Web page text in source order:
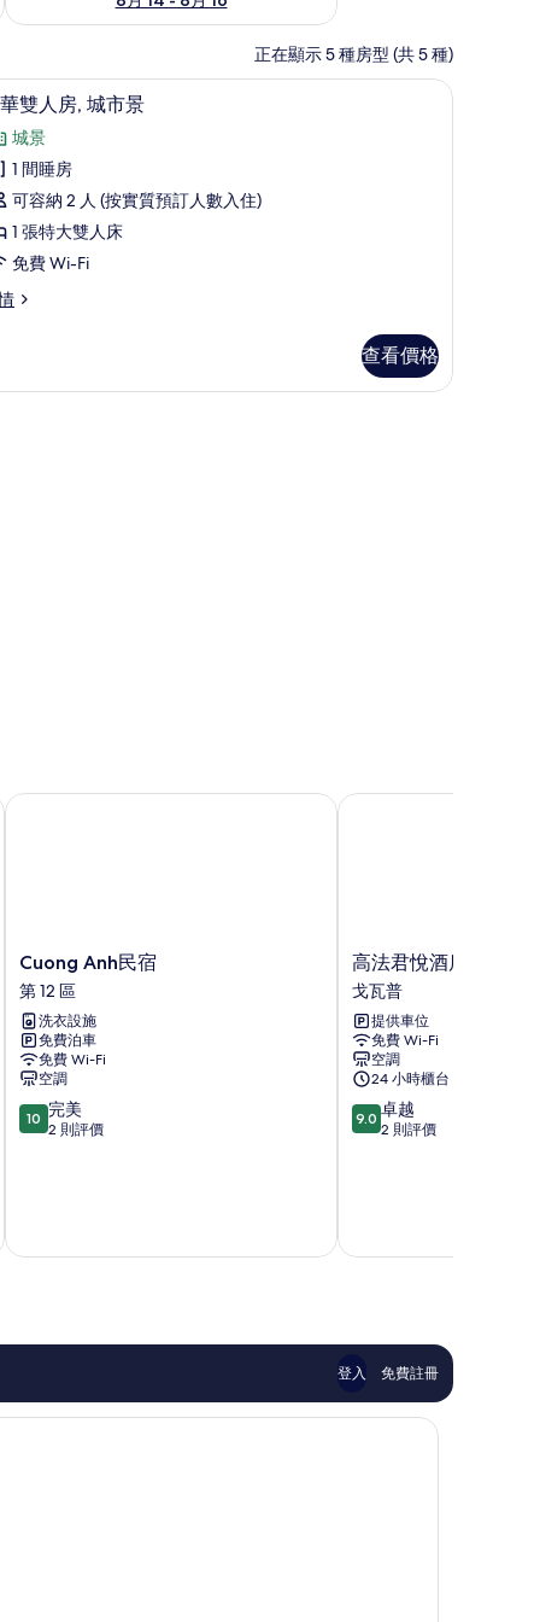
正在顯示 5 種房型 (共 5 種)
19雙人房, 城市景
城景
1 間睡房
可容納 2 人 (按實質預訂人數入住)
1 張特大雙人床
免費 Wi-Fi
查看價格
Cuong
Anh
民
宿
第
12
區
Cuong Anh民宿
第 12 區
洗衣設施
免費泊車
免費 Wi-Fi
空調
10.0
分
完
評
評
10 完美
2 則評價
Cuong Anh民宿
高
法
君
悅
酒
店
戈
瓦
普
高法君悅酒店
戈瓦普
提供車位
免費 Wi-Fi
空調
24 小時櫃台
9.0
分
卓
評
價
評
9.0 卓越
2 則評價
高法君悅酒店
登入 免費註冊